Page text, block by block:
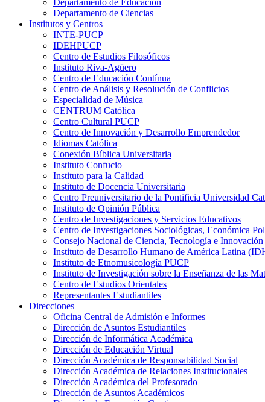
Departamento de Educación
Departamento de Ciencias
Institutos y Centros
INTE-PUCP
IDEHPUCP
Centro de Estudios Filosóficos
Instituto Riva-Agüero
Centro de Educación Contínua
Centro de Análisis y Resolución de Conflictos
Especialidad de Música
CENTRUM Católica
Centro Cultural PUCP
Centro de Innovación y Desarrollo Emprendedor
Idiomas Católica
Conexión Bíblica Universitaria
Instituto Confucio
Instituto para la Calidad
Instituto de Docencia Universitaria
Centro Preuniversitario de la Pontificia Universidad
Instituto de Opinión Pública
Centro de Investigaciones y Servicios Educativos
Centro de Investigaciones Sociológicas, Económica
Consejo Nacional de Ciencia, Tecnología e
Instituto de Desarrollo Humano de América Latina
Instituto de Etnomusicología PUCP
Instituto de Investigación sobre la Enseñanza de las
Centro de Estudios Orientales
Representantes Estudiantiles
Direcciones
Oficina Central de Admisión e Informes
Dirección de Asuntos Estudiantiles
Dirección de Informática Académica
Dirección de Educación Virtual
Dirección Académica de Responsabilidad Social
Dirección Académica de Relaciones Institucionales
Dirección Académica del Profesorado
Dirección de Asuntos Académicos